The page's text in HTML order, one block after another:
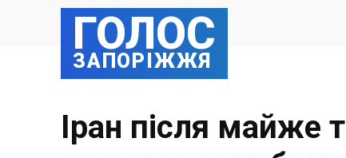
ГОЛОС
ЗАПОРІЖЖЯ
Іран після майже